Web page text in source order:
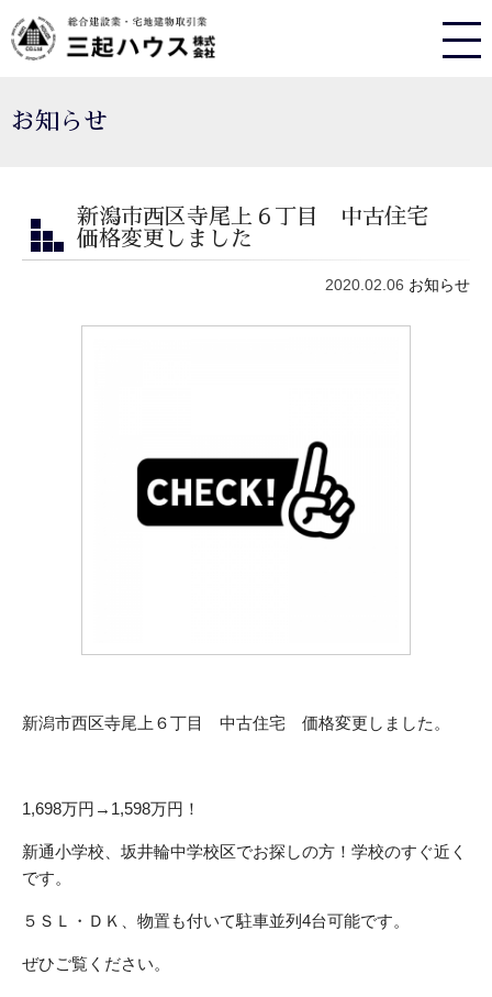
お知らせ
新潟市西区寺尾上６丁目 中古住宅
価格変更しました
2020.02.06 お知らせ
新潟市西区寺尾上６丁目 中古住宅 価格変更しました。
1,698万円→1,598万円！
新通小学校、坂井輪中学校区でお探しの方！学校のすぐ近く
です。
５ＳＬ・ＤＫ、物置も付いて駐車並列4台可能です。
ぜひご覧ください。